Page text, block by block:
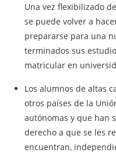
Una vez flexibilizado
se puede volver a
prepararse para una
terminados sus
matricular en
Los alumnos de altas
otros países de la
autónomas y que han
derecho a que se les
encuentran,